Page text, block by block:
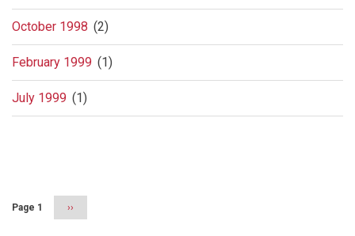
October 1998 (2)
February 1999 (1)
July 1999 (1)
Page 1
Next
page
››